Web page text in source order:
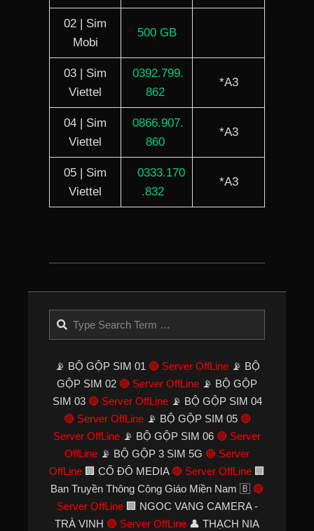
02 | Sim
Mobi
500 GB
03 | Sim
Viettel
0392.799.
862
*A3
04 | Sim
Viettel
0866.907.
860
*A3
05 | Sim
Viettel
0333.170
.832
*A3
02-
📡 BỘ GỘP SIM 01 🔴 Server OffLine📡 BỘ
GỘP SIM 02 🔴 Server OffLine 📡 BỘ GỘP
SIM 03 🔴 Server OffLine📡 BỘ GỘP SIM 04
🔴 Server OffLine📡 BỘ GỘP SIM 05 🔴
Server OffLine 📡 BỘ GỘP SIM 06 🔴 Server
OffLine 📡 BỘ GỘP 3 SIM 5G 🔴 Server
OffLine 🏢 CỐ ĐÔ MEDIA 🔴 Server OffLine 🏢
Ban Truyền Thông Công Giáo Miền Nam 🇧 🔴
Server OffLine🏢 NGOC VANG CAMERA -
TRÀ VINH 🔴 Server OffLine 👤 THẠCH NIA